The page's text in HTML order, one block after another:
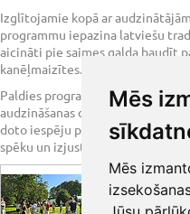
Mēs
Mēs
Izglītojamie kopā ar
programmu iepazina latviešu
aicināti pie saimes galda baudīt
kanēļmaizītes. Paldies par
Paldies programmai "Latvijas
audzināšanas darbā un
doto iespēju paplašināt savu
spēku un izjust kopā būšanas